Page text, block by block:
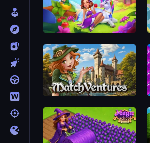
Fairyland Merge & Magic
MatchVentures